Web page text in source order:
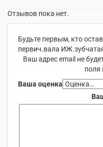
Отзывов пока нет.
Будьте первым, кто
первич.вала
Ваш адрес email не
поля
Ваша оценка